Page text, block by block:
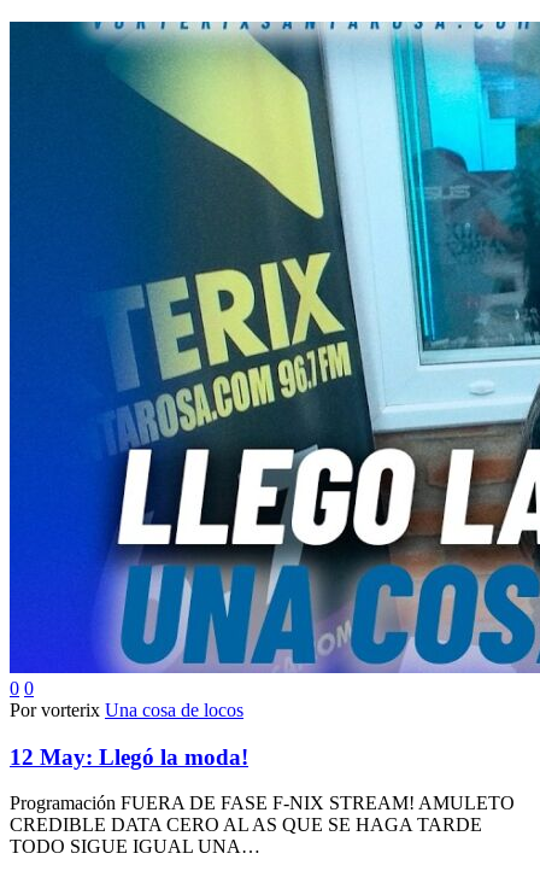
0 0
Por vorterix Una cosa de locos
12 May: Llegó la moda!
Programación FUERA DE FASE F-NIX STREAM! AMULETO
CREDIBLE DATA CERO AL AS QUE SE HAGA TARDE
TODO SIGUE IGUAL UNA…